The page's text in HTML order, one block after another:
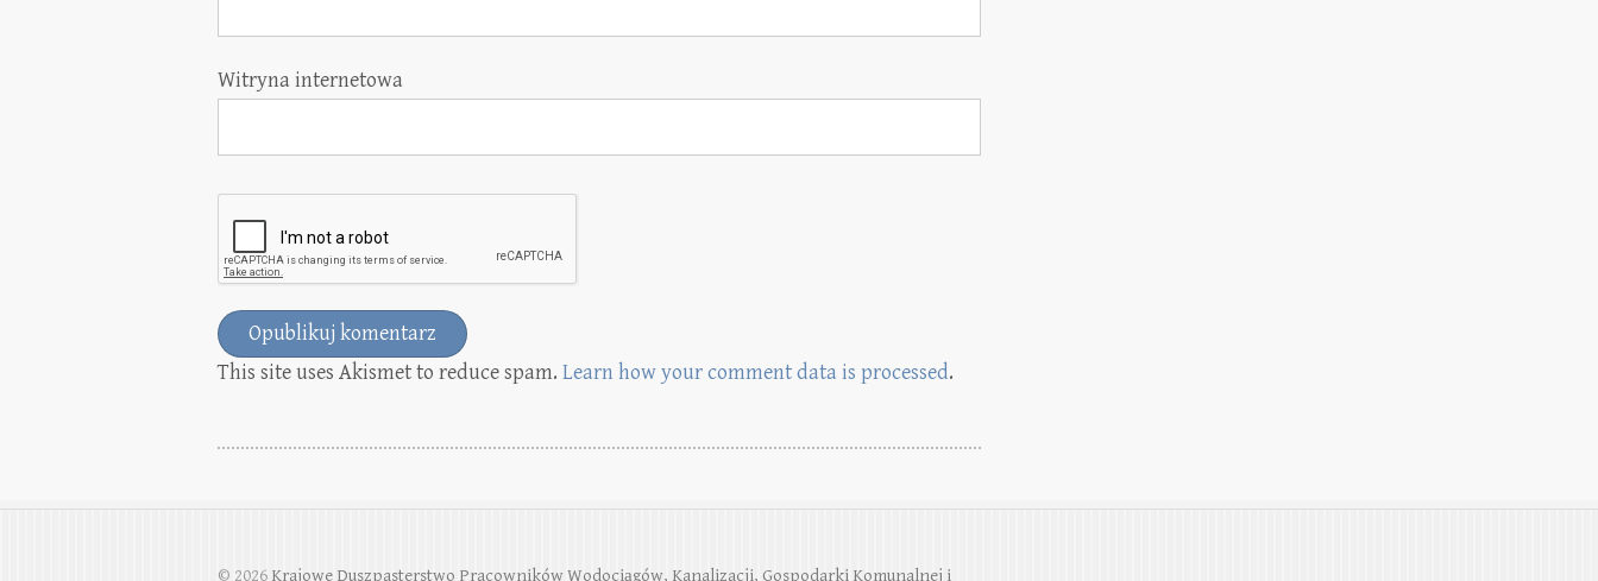
Witryna internetowa
This site uses Akismet to reduce spam. Learn how your comment data is processed.
© 2026 Krajowe Duszpasterstwo Pracowników Wodociągów, Kanalizacji, Gospodarki Komunalnej i